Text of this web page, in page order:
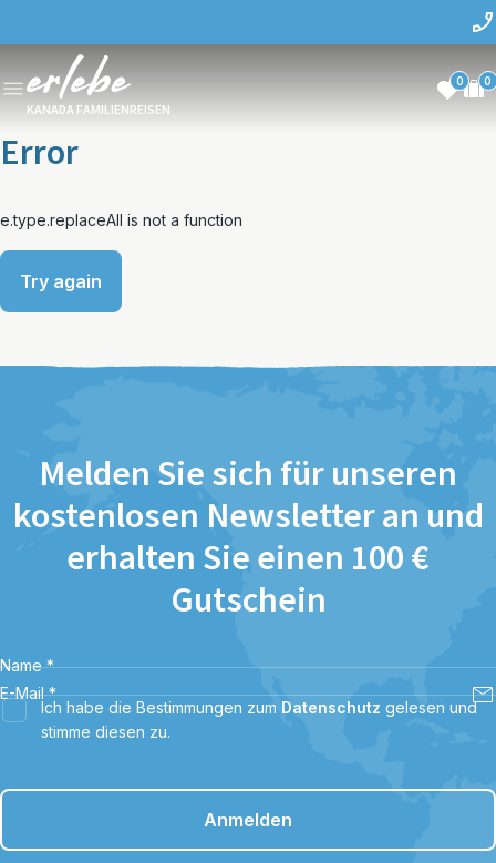
KANADA FAMILIENREISEN
0 0
Error
e.type.replaceAll is not a function
Try again
Melden Sie sich für unseren
kostenlosen Newsletter an und
erhalten Sie einen 100 €
Gutschein
Name *
E-Mail *
Ich habe die Bestimmungen zum Datenschutz gelesen und
stimme diesen zu.
Anmelden